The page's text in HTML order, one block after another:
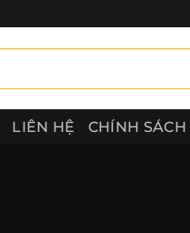
LIÊN HỆ CHÍNH SÁCH